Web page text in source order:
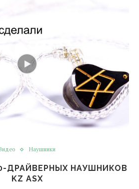
Наушники
ДРАЙВЕРНЫХ НАУШНИКОВ
KZ ASX